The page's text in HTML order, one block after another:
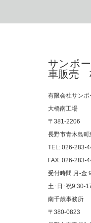
サンポ
車販売
有限会社サンポ
大橋南工場
〒381-2206
長野市青木島
TEL: 026-283-
FAX: 026-283-
受付時間 月-金
土･日･祝9:30-
南千歳事務所
〒380-0823